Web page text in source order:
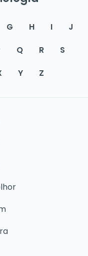
G H I
J
Q R
S
Y Z